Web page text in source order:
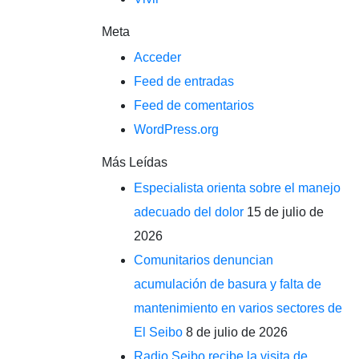
Meta
Acceder
Feed de entradas
Feed de comentarios
WordPress.org
Más Leídas
Especialista orienta sobre el manejo
adecuado del dolor 15 de julio de
2026
Comunitarios denuncian
acumulación de basura y falta de
mantenimiento en varios sectores de
El Seibo 8 de julio de 2026
Radio Seibo recibe la visita de